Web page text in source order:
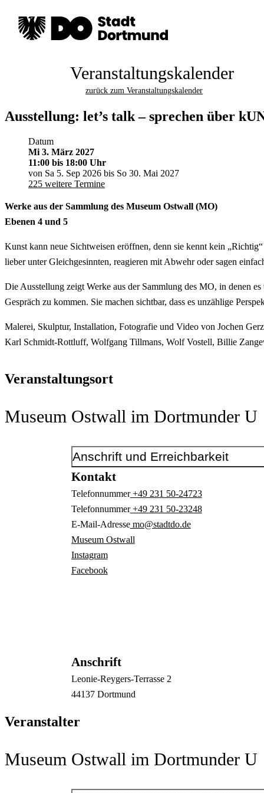
Veranstaltungskalender
zurück zum Veranstaltungskalender
Ausstellung: let’s talk – sprechen über
Datum
Mi 3. März 2027
11:00 bis 18:00 Uhr
von Sa 5. Sep 2026 bis So 30. Mai 2027
225 weitere Termine
Werke aus der Sammlung des Museum Ostwall (MO)
Ebenen 4 und 5
Kunst kann neue Sichtweisen eröffnen, denn sie kennt kein
lieber unter Gleichgesinnten, reagieren mit Abwehr oder sagen
Die Ausstellung zeigt Werke aus der Sammlung des MO, in denen
Gespräch zu kommen. Sie machen sichtbar, dass es unzählige
Malerei, Skulptur, Installation, Fotografie und Video von Jochen
Karl Schmidt-Rottluff, Wolfgang Tillmans, Wolf Vostell, Billie
Veranstaltungsort
Museum Ostwall im Dortmunder U
Anschrift und Erreichbarkeit
Kontakt
Telefonnummer+49 231 50-24723
Telefonnummer+49 231 50-23248
E-Mail-Adressemo@stadtdo.de
Museum Ostwall
Instagram
Facebook
Anschrift
Leonie-Reygers-Terrasse 2
44137 Dortmund
Veranstalter
Museum Ostwall im Dortmunder U